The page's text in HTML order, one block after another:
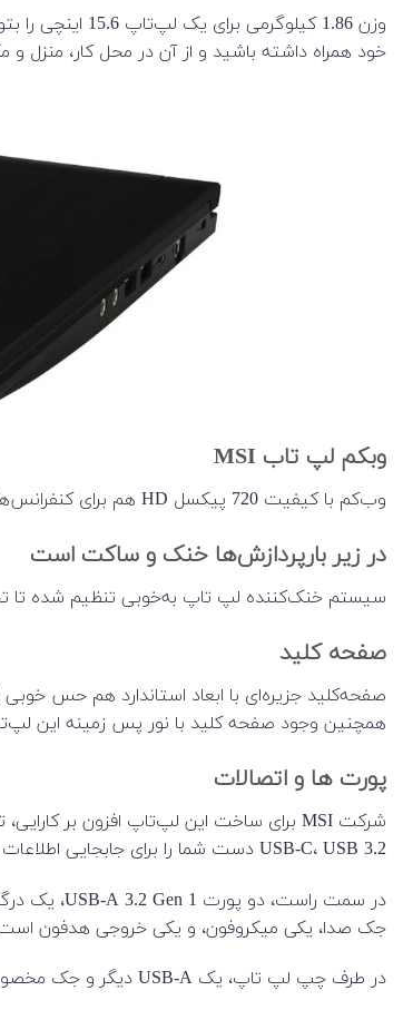
خود همراه داشته باشید و از آن در محل کار، منزل و
وبکم لپ تاب MSI
وب‌کم با کیفیت 720 پیکسل HD هم برای کنفرانس‌ها و تماس‌های تصویری کیفیت خوبی را فراهم می‌آورد.
در زیر بارپردازش‌ها خنک و ساکت است
سیستم خنک‌کننده لپ تاپ به‌خوبی تنظیم شده تا
صفحه کلید
صفحه‌کلید جزیره‌ای با ابعاد استاندارد هم حس
همچنین وجود صفحه کلید با نور پس زمینه این
پورت ها و اتصالات
USB-C، USB 3.2 دست شما را برای جابجایی اطلاعات با سرعت بالا باز خواهد گذاشت. همچنین وجود پورت HDMI قابلیت اتصال نمایشگر بدون هیچ گونه تبدیلی را برایتان فراهم خواهد کرد.
جک صدا، یکی میکروفون، و یکی خروجی هدفون
در طرف چپ لپ تاپ، یک USB-A دیگر و جک مخصوص شارژر وجود دارد.